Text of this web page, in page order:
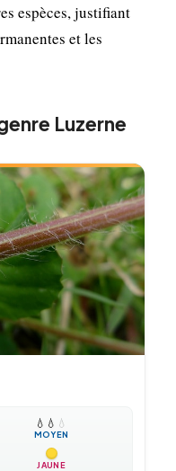
espèces, justifiant
et les
Luzerne
💧 💧 💧
MOYEN
JAUNE